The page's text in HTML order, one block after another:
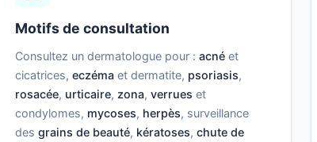
Motifs de consultation
Consultez un dermatologue pour :acné et
cicatrices,eczéma et dermatite, psoriasis,
rosacée, urticaire, zona,verrues et
condylomes, mycoses, herpès, surveillance
desgrains de beauté, kératoses,chute de